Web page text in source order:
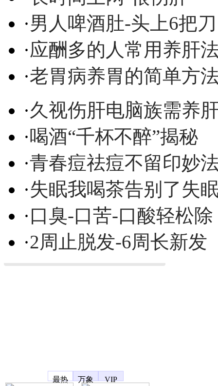
·男人啤酒肚-头上6把刀
·应酬多的人常用养肝
·老胃病养胃的简单方
·久视伤肝电脑族需养
·喝酒“千杯不醉”揭秘
·青春痘祛痘不留印妙
·失眠我喝茶告别了失
·口臭-口苦-口酸轻松除
·2周止脱发-6周长新发
最热
万象 VIP